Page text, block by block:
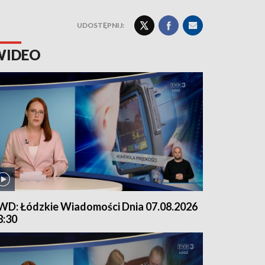
UDOSTĘPNIJ:
Łódzkie Wiadomości Dnia 07.08.2026